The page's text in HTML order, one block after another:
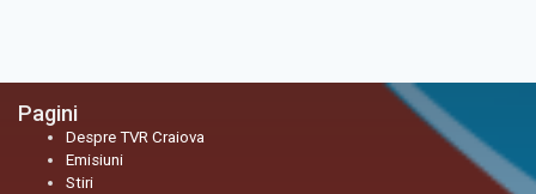
Pagini
Despre TVR Craiova
Emisiuni
Stiri